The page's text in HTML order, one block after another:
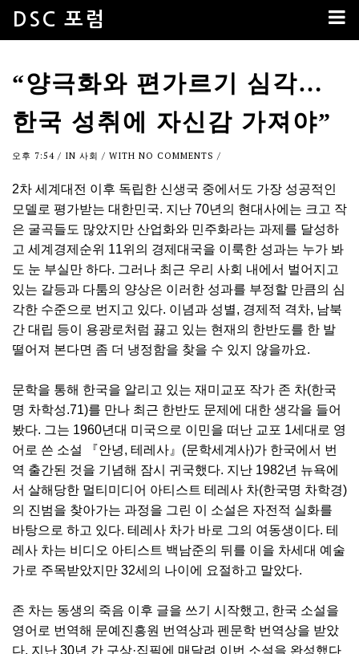
DSC 포럼
“양극화와 편가르기 심각…
한국 성취에 자신감 가져야”
오후 7:54 / IN 사회 / WITH NO COMMENTS /
2차 세계대전 이후 독립한 신생국 중에서도 가장 성공적인
모델로 평가받는 대한민국. 지난 70년의 현대사에는 크고 작
은 굴곡들도 많았지만 산업화와 민주화라는 과제를 달성하
고 세계경제순위 11위의 경제대국을 이룩한 성과는 누가 봐
도 눈 부실만 하다. 그러나 최근 우리 사회 내에서 벌어지고
있는 갈등과 다툼의 양상은 이러한 성과를 부정할 만큼의 심
각한 수준으로 번지고 있다. 이념과 성별, 경제적 격차, 남북
간 대립 등이 용광로처럼 끓고 있는 현재의 한반도를 한 발
떨어져 본다면 좀 더 냉정함을 찾을 수 있지 않을까요.
문학을 통해 한국을 알리고 있는 재미교포 작가 존 차(한국
명 차학성.71)를 만나 최근 한반도 문제에 대한 생각을 들어
봤다. 그는 1960년대 미국으로 이민을 떠난 교포 1세대로 영
어로 쓴 소설 『안녕, 테레사』(문학세계사)가 한국에서 번
역 출간된 것을 기념해 잠시 귀국했다. 지난 1982년 뉴욕에
서 살해당한 멀티미디어 아티스트 테레사 차(한국명 차학경)
의 진범을 찾아가는 과정을 그린 이 소설은 자전적 실화를
바탕으로 하고 있다. 테레사 차가 바로 그의 여동생이다. 테
레사 차는 비디오 아티스트 백남준의 뒤를 이을 차세대 예술
가로 주목받았지만 32세의 나이에 요절하고 말았다.
존 차는 동생의 죽음 이후 글을 쓰기 시작했고, 한국 소설을
영어로 번역해 문예진흥원 번역상과 펜문학 번역상을 받았
다. 지난 30년 간 구상·집필에 매달려 이번 소설을 완성했다